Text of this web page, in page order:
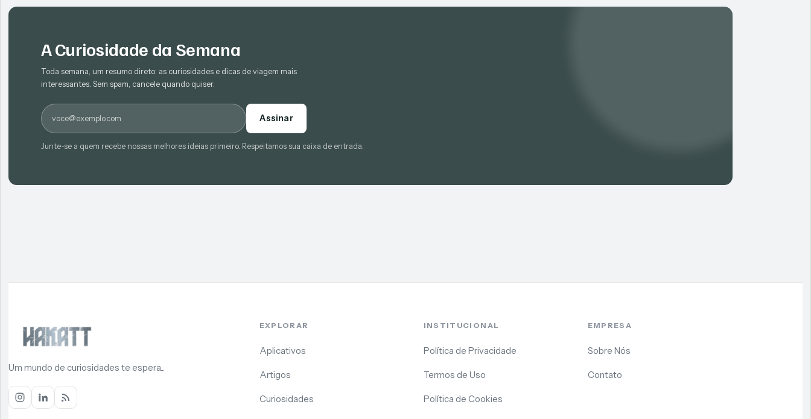
A Curiosidade da Semana
Toda semana, um resumo direto: as curiosidades e dicas de viagem mais
interessantes. Sem spam, cancele quando quiser.
E-mail
Assinar
Junte-se a quem recebe nossas melhores ideias primeiro. Respeitamos sua caixa de entrada.
Um mundo de curiosidades te espera...
EXPLORAR
Aplicativos
Artigos
Curiosidades
INSTITUCIONAL
Política de Privacidade
Termos de Uso
Política de Cookies
EMPRESA
Sobre Nós
Contato